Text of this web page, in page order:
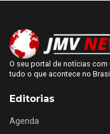
O seu portal de notícias
tudo o que acontece no
Editorias
Agenda